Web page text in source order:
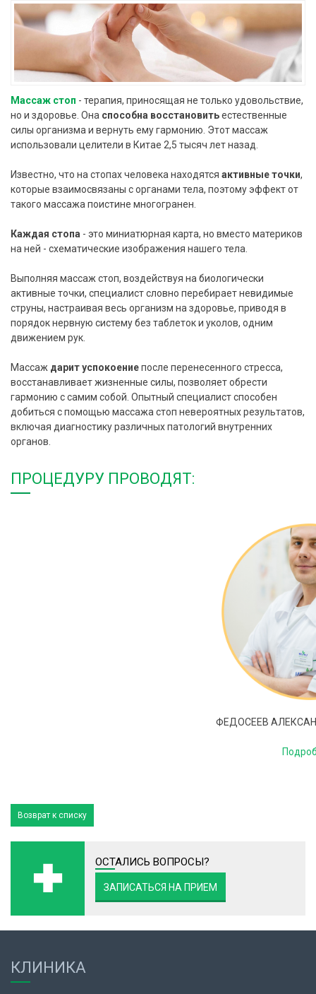
Массаж стоп - терапия, приносящая не только удовольствие,
но и здоровье. Она способна восстановитьестественные
силы организма и вернуть ему гармонию. Этот массаж
использовали целители в Китае 2,5 тысяч лет назад.
Известно, что на стопах человека находятся активные точки,
которые взаимосвязаны с органами тела, поэтому эффект от
такого массажа поистине многогранен.
Каждая стопа - это миниатюрная карта, но вместо материков
на ней - схематические изображения нашего тела.
Выполняя массаж стоп, воздействуя на биологически
активные точки, специалист словно перебирает невидимые
струны, настраивая весь организм на здоровье, приводя в
порядок нервную систему без таблеток и уколов, одним
движением рук.
Массаж дарит успокоениепосле перенесенного стресса,
восстанавливает жизненные силы, позволяет обрести
гармонию с самим собой. Опытный специалист способен
добиться с помощью массажа стоп невероятных результатов,
включая диагностику различных патологий внутренних
органов.
ПРОЦЕДУРУ ПРОВОДЯТ:
ФЕДОСЕЕВ
Возврат к списку
ОСТАЛИСЬ ВОПРОСЫ?
ЗАПИСАТЬСЯ НА ПРИЕМ
КЛИНИКА